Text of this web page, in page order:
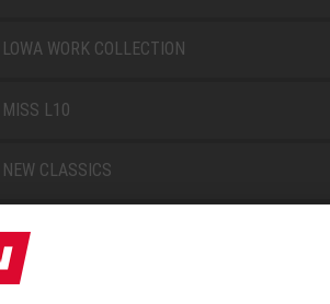
LOWA WORK COLLECTION
MISS L10
NEW CLASSICS
NOVA